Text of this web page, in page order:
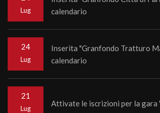
Lug
calendario
24
Lug
Inserita "Granfondo Tratturo
calendario
21
Lug
Attivate le iscrizioni per la gara